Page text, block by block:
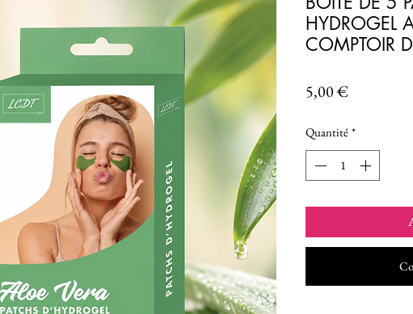
HYDROGEL
COMPTOIR
5,00 €Prix
Quantité *